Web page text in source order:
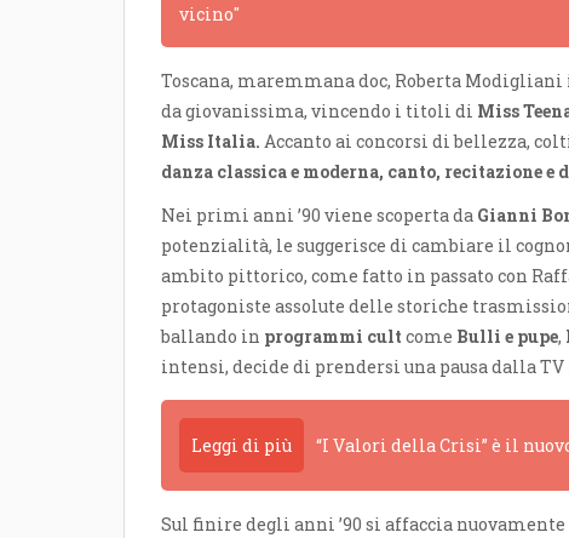
vicino"
Toscana, maremmana doc, Roberta
da giovanissima, vincendo i titoli di Miss
Miss Italia. Accanto ai concorsi di bellezza,
danza classica e moderna, canto, recitazione e
Nei primi anni ’90 viene scoperta da Gianni
potenzialità, le suggerisce di cambiare il
ambito pittorico, come fatto in passato con
protagoniste assolute delle storiche
ballando in programmi cult come Bulli e pupe,
intensi, decide di prendersi una pausa dalla TV
Leggi di più “I Valori della Crisi” è il
Sul finire degli anni ’90 si affaccia